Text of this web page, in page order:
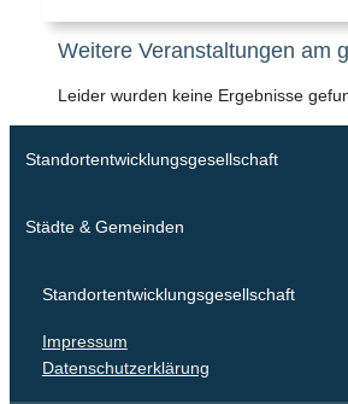
Weitere Veranstaltungen am
Leider wurden keine Ergebnisse
Standortentwicklungsgesellschaft
Städte & Gemeinden
Standortentwicklungsgesellschaft
Impressum
Datenschutzerklärung